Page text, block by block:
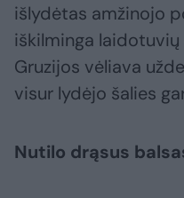
išlydėtas amžinojo
iškilminga
Gruzijos vėliava
visur lydėjo šalies
Nutilo drąsus